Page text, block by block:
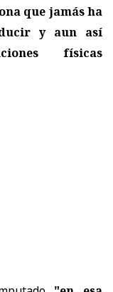
que jamás ha
y aun así
físicas